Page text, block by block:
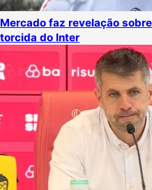
Mercado faz revelação
torcida do Inter